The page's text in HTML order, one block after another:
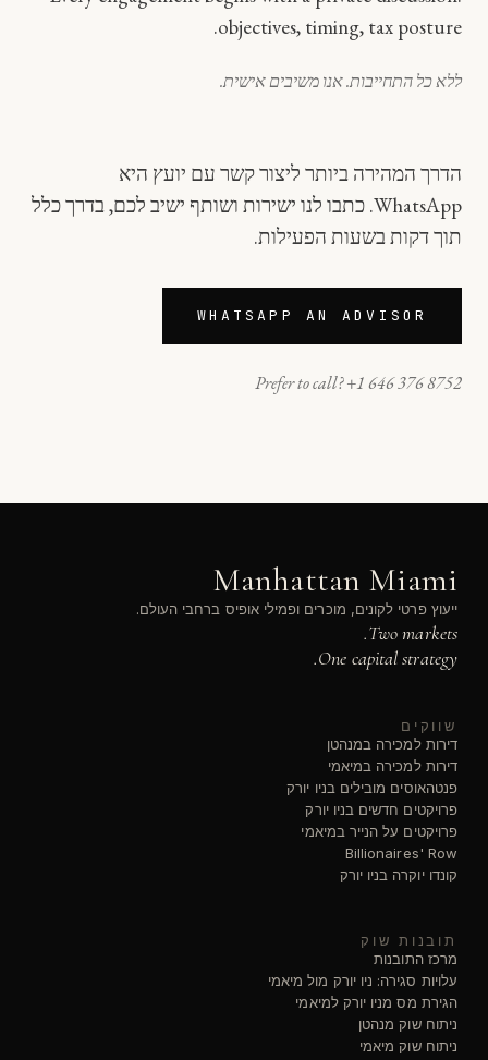
objectives, timing, tax posture.
ללא כל התחייבות. אנו משיבים אישית.
הדרך המהירה ביותר ליצור קשר עם יועץ היא
WhatsApp. כתבו לנו ישירות ושותף ישיב לכם, בדרך כלל
תוך דקות בשעות הפעילות.
WHATSAPP AN ADVISOR
Prefer to call? +1 646 376 8752
Manhattan Miami
ייעוץ פרטי לקונים, מוכרים ופמילי אופיס ברחבי העולם.
Two markets.
One capital strategy.
שווקים
דירות למכירה במנהטן
דירות למכירה במיאמי
פנטהאוסים מובילים בניו יורק
פרויקטים חדשים בניו יורק
פרויקטים על הנייר במיאמי
Billionaires' Row
קונדו יוקרה בניו יורק
תובנות שוק
מרכז התובנות
עלויות סגירה: ניו יורק מול מיאמי
הגירת מס מניו יורק למיאמי
ניתוח שוק מנהטן
ניתוח שוק מיאמי